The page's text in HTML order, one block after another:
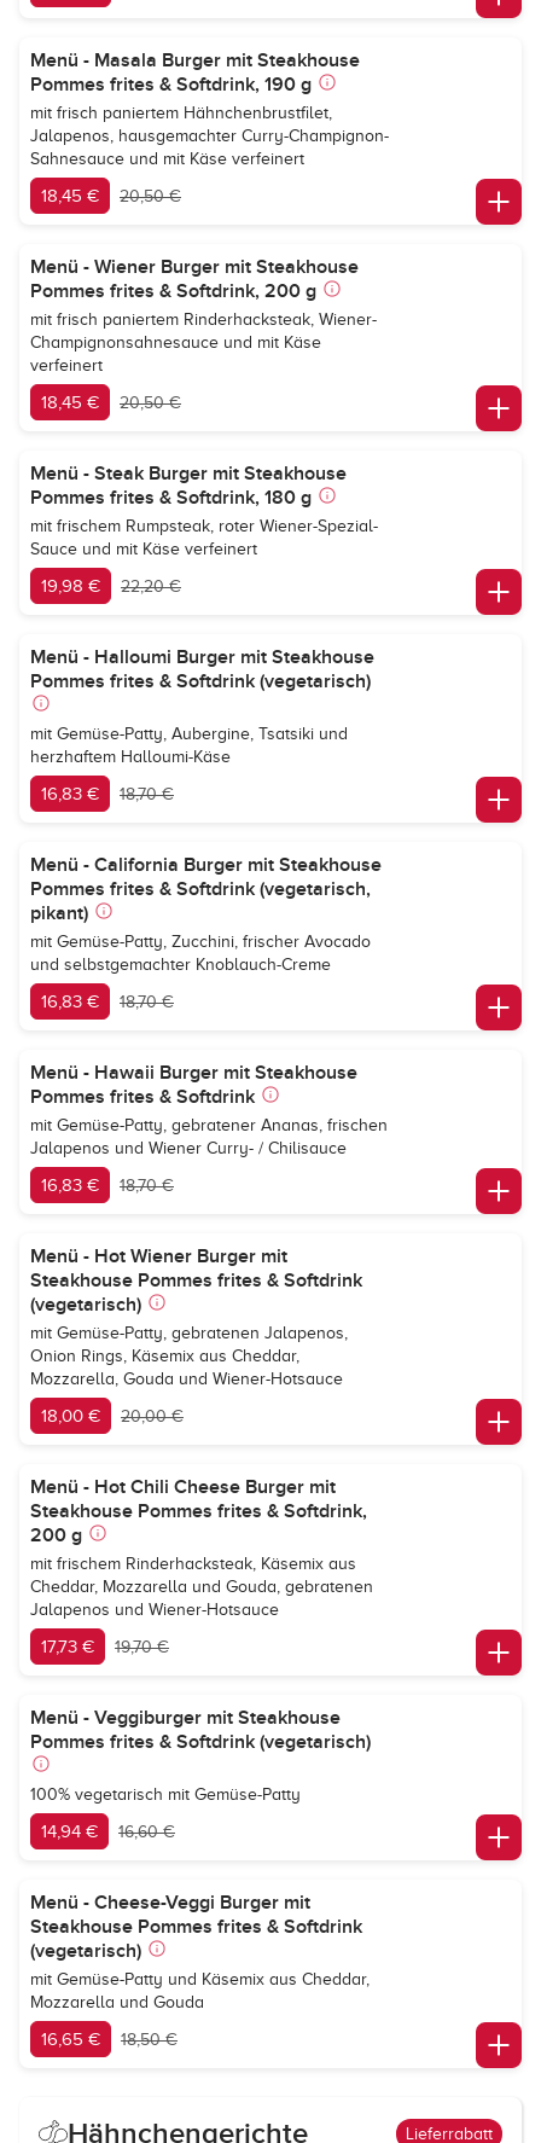
Menü - Masala Burger mit Steakhouse
Pommes frites & Softdrink, 190 g
mit frisch paniertem Hähnchenbrustfilet,
Jalapenos, hausgemachter Curry-Champignon-
Sahnesauce und mit Käse verfeinert
18,45 € 20,50 €
Menü - Wiener Burger mit Steakhouse
Pommes frites & Softdrink, 200 g
mit frisch paniertem Rinderhacksteak, Wiener-
Champignonsahnesauce und mit Käse
verfeinert
18,45 € 20,50 €
Menü - Steak Burger mit Steakhouse
Pommes frites & Softdrink, 180 g
mit frischem Rumpsteak, roter Wiener-Spezial-
Sauce und mit Käse verfeinert
19,98 € 22,20 €
Menü - Halloumi Burger mit Steakhouse
Pommes frites & Softdrink (vegetarisch)
mit Gemüse-Patty, Aubergine, Tsatsiki und
herzhaftem Halloumi-Käse
16,83 € 18,70 €
Menü - California Burger mit Steakhouse
Pommes frites & Softdrink (vegetarisch,
pikant)
mit Gemüse-Patty, Zucchini, frischer Avocado
und selbstgemachter Knoblauch-Creme
16,83 € 18,70 €
Menü - Hawaii Burger mit Steakhouse
Pommes frites & Softdrink
mit Gemüse-Patty, gebratener Ananas, frischen
Jalapenos und Wiener Curry- / Chilisauce
16,83 € 18,70 €
Menü - Hot Wiener Burger mit
Steakhouse Pommes frites & Softdrink
(vegetarisch)
mit Gemüse-Patty, gebratenen Jalapenos,
Onion Rings, Käsemix aus Cheddar,
Mozzarella, Gouda und Wiener-Hotsauce
18,00 € 20,00 €
Menü - Hot Chili Cheese Burger mit
Steakhouse Pommes frites & Softdrink,
200 g
mit frischem Rinderhacksteak, Käsemix aus
Cheddar, Mozzarella und Gouda, gebratenen
Jalapenos und Wiener-Hotsauce
17,73 € 19,70 €
Menü - Veggiburger mit Steakhouse
Pommes frites & Softdrink (vegetarisch)
100% vegetarisch mit Gemüse-Patty
14,94 € 16,60 €
Menü - Cheese-Veggi Burger mit
Steakhouse Pommes frites & Softdrink
(vegetarisch)
mit Gemüse-Patty und Käsemix aus Cheddar,
Mozzarella und Gouda
16,65 € 18,50 €
Hähnchengerichte Lieferrabatt